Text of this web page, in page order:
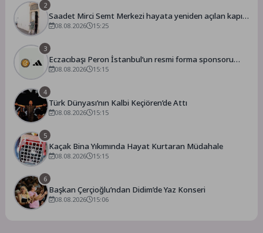
2
Saadet Mirci Semt Merkezi hayata yeniden açılan kapısı
oldu
08.08.2026 15:25
3
Eczacıbaşı Peron İstanbul’un resmi forma sponsoru
adidas
08.08.2026 15:15
4
Türk Dünyası’nın Kalbi Keçiören’de Attı
08.08.2026 15:15
5
Kaçak Bina Yıkımında Hayat Kurtaran Müdahale
08.08.2026 15:15
6
Başkan Çerçioğlu’ndan Didim’de Yaz Konseri
08.08.2026 15:06